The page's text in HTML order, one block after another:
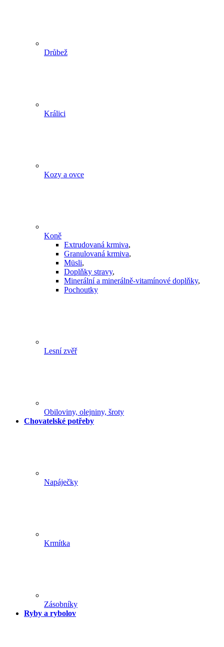
Drůbež
Králici
Kozy a ovce
Koně
Extrudovaná krmiva,
Granulovaná krmiva,
Müsli,
Doplňky stravy,
Minerální a minerálně-vitamínové doplňky,
Pochoutky
Lesní zvěř
Obiloviny, olejniny, šroty
Chovatelské potřeby
Napáječky
Krmítka
Zásobníky
Ryby a rybolov